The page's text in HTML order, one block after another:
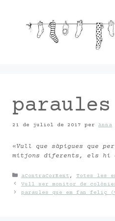
21 de juliol de 2017 per Anna
«Vull que sàpigues que
mitjons diferents, els hi
Categories
aContraCorRent ,
Totes les
Vull ser monitor de
paraules que em fan feliç